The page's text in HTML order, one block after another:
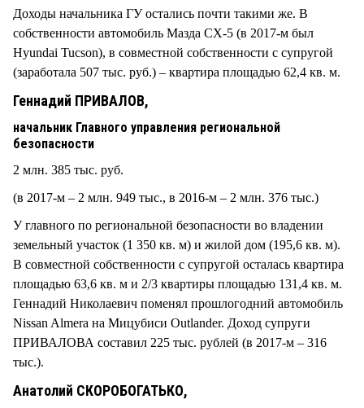
Доходы начальника ГУ остались почти такими же. В
собственности автомобиль Мазда СХ-5 (в 2017-м был
Hyundai Tucson), в совместной собственности с супругой
(заработала 507 тыс. руб.) – квартира площадью 62,4 кв. м.
Геннадий ПРИВАЛОВ,
начальник Главного управления региональной
безопасности
2 млн. 385 тыс. руб.
(в 2017-м – 2 млн. 949 тыс., в 2016-м – 2 млн. 376 тыс.)
У главного по региональной безопасности во владении
земельный участок (1 350 кв. м) и жилой дом (195,6 кв. м).
В совместной собственности с супругой осталась квартира
площадью 63,6 кв. м и 2/3 квартиры площадью 131,4 кв. м.
Геннадий Николаевич поменял прошлогодний автомобиль
Nissan Almera на Мицубиси Outlander. Доход супруги
ПРИВАЛОВА составил 225 тыс. рублей (в 2017-м – 316
тыс.).
Анатолий СКОРОБОГАТЬКО,